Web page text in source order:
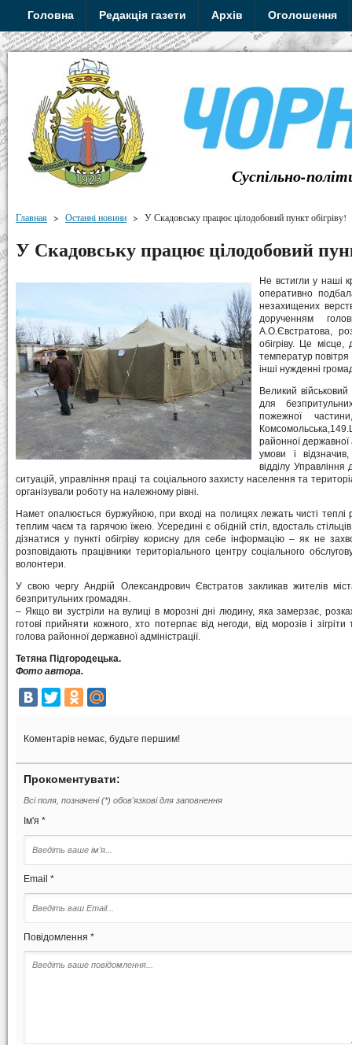
Головна Редакція газети Архів Оголошення
Суспільно-
Главная > Останні новини > У Скадовську працює цілодобовий пункт обігріву!
У Скадовську працює цілодобовий
Не встигли у наші
оперативно
незахищених
дорученням
А.О.Євстратова,
обігріву. Це
температур
інші нужденні
Великий військовий
для
пожежної
районної державної
умови і
відділу
ситуацій, управління праці та соціального захисту населення та
організували роботу на належному рівні.
Намет опалюється буржуйкою, при вході на полицях лежать чисті теплі
теплим чаєм та гарячою їжею. Усередині є обідній стіл, вдосталь
дізнатися у пункті обігріву корисну для себе інформацію – як не
розповідають працівники територіального центру соціального
волонтери.
У свою чергу Андрій Олександрович Євстратов закликав жителів
безпритульних громадян.
– Якщо ви зустріли на вулиці в морозні дні людину, яка замерзає,
готові прийняти кожного, хто потерпає від негоди, від морозів і
голова районної державної адміністрації.
Тетяна Підгородецька.
Фото автора.
Коментарів немає, будьте першим!
Прокоментувати:
Всі поля, позначені (*) обов'язкові для заповнення
Ім'я *
Email *
Повідомлення *